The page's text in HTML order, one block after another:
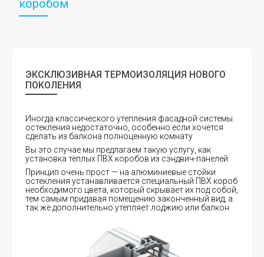
коробом
ЭКСКЛЮЗИВНАЯ ТЕРМОИЗОЛЯЦИЯ НОВОГО
ПОКОЛЕНИЯ
Иногда классического утепления фасадной системы
остекления недостаточно, особенно если хочется
сделать из балкона полноценную комнату
Вы это случае мы предлагаем такую услугу, как
установка тёплых ПВХ коробов из сэндвич-панелей
Принцип очень прост — на алюминиевые стойки
остекления устанавливается специальный ПВХ короб
необходимого цвета, который скрывает их под собой,
тем самым придавая помещению законченный вид, а
так же дополнительно утепляет лоджию или балкон